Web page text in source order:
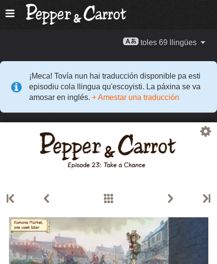
toles 69 llingües
¡Meca! Tovía nun hai traducción disponible pa esti
episodiu cola llingua qu'escoyisti. La páxina se va
amosar en inglés. + Amestar una traducción